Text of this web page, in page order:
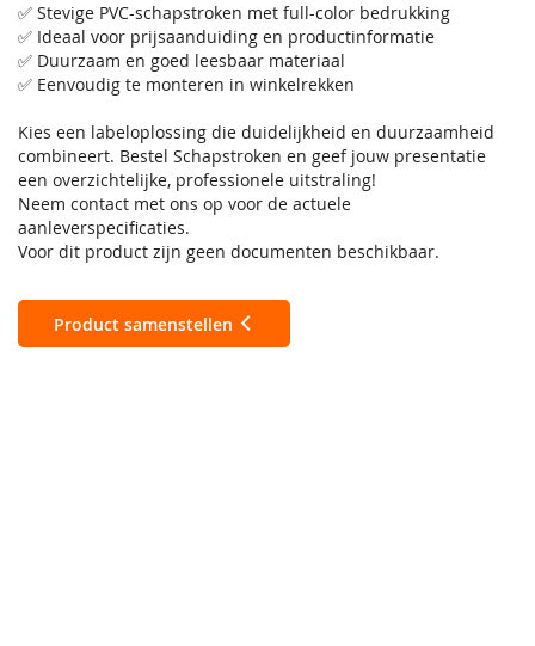
✅ Stevige PVC-schapstroken met full-color bedrukking
✅ Ideaal voor prijsaanduiding en productinformatie
✅ Duurzaam en goed leesbaar materiaal
✅ Eenvoudig te monteren in winkelrekken
Kies een labeloplossing die duidelijkheid en duurzaamheid
combineert. Bestel Schapstroken en geef jouw presentatie
een overzichtelijke, professionele uitstraling!
Neem contact met ons op voor de actuele
aanleverspecificaties.
Voor dit product zijn geen documenten beschikbaar.
Product samenstellen